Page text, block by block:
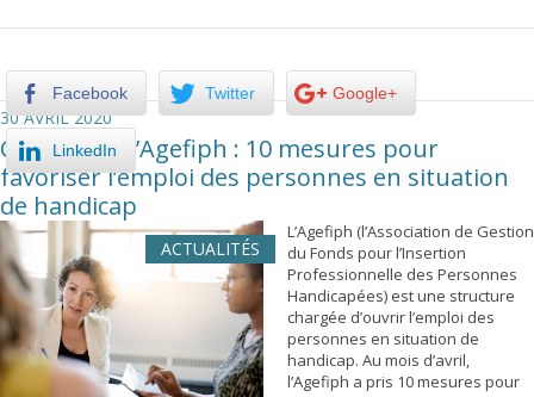
Facebook Twitter Google+
LinkedIn
30 AVRIL 2020
Covid-19 et l’Agefiph : 10 mesures pour
favoriser l’emploi des personnes en situation
de handicap
ACTUALITÉS
L’Agefiph (l’Association de Gestion
du Fonds pour l’Insertion
Professionnelle des Personnes
Handicapées) est une structure
chargée d’ouvrir l’emploi des
personnes en situation de
handicap. Au mois d’avril,
l’Agefiph a pris 10 mesures pour